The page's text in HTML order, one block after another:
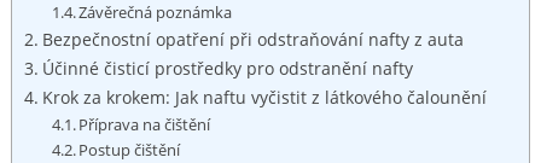
Závěrečná poznámka
Bezpečnostní opatření při odstraňování nafty z auta
Účinné čisticí prostředky pro odstranění nafty
Krok za krokem: Jak naftu vyčistit z látkového čalounění
Příprava na čištění
Postup čištění